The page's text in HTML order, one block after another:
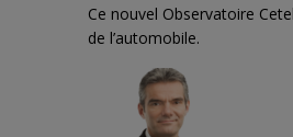
Ce nouvel Observatoire
de l’automobile.